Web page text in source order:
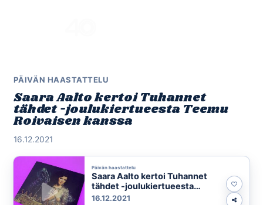
PÄIVÄN HAASTATTELU
Saara Aalto kertoi Tuhannet
tähdet -joulukiertueesta Teemu
Roivaisen kanssa
16.12.2021
Päivän haastattelu
Saara Aalto kertoi Tuhannet
tähdet -joulukiertueesta
Teemu Roivaisen kanssa
16.12.2021